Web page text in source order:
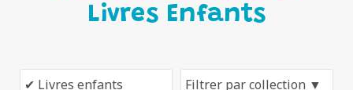
Livres Enfants